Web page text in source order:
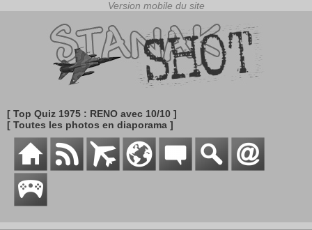
[ Top Quiz 1975 : RENO avec 10/10 ]
[ Toutes les photos en diaporama ]